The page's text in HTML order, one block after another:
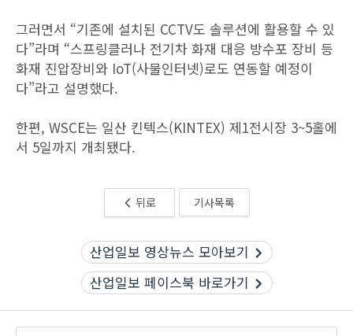
그러면서 “기존에 설치된 CCTV도 솔루션에 활용할 수 있
다”라며 “스프링클러나 전기차 화재 대응 방수포 장비 등
화재 진압장비와 IoT(사물인터넷)로도 연동할 예정이
다”라고 설명했다.
한편, WSCE는 일산 킨텍스(KINTEX) 제1전시장 3~5홀에
서 5일까지 개최됐다.
뒤로 기사목록
산업일보 영상뉴스 모아보기
산업일보 페이스북 바로가기